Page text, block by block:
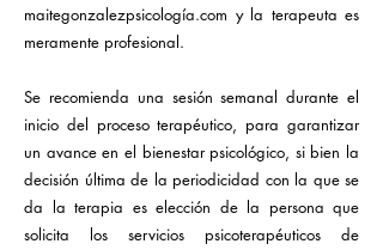
maitegonzalezpsicología.com y la terapeuta es
meramente profesional.
Se recomienda una sesión semanal durante el
inicio del proceso terapéutico, para garantizar
un avance en el bienestar psicológico, si bien la
decisión última de la periodicidad con la que se
da la terapia es elección de la persona que
solicita los servicios psicoterapéuticos de